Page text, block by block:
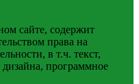
сайте, содержит
права на
в т.ч. текст,
программное